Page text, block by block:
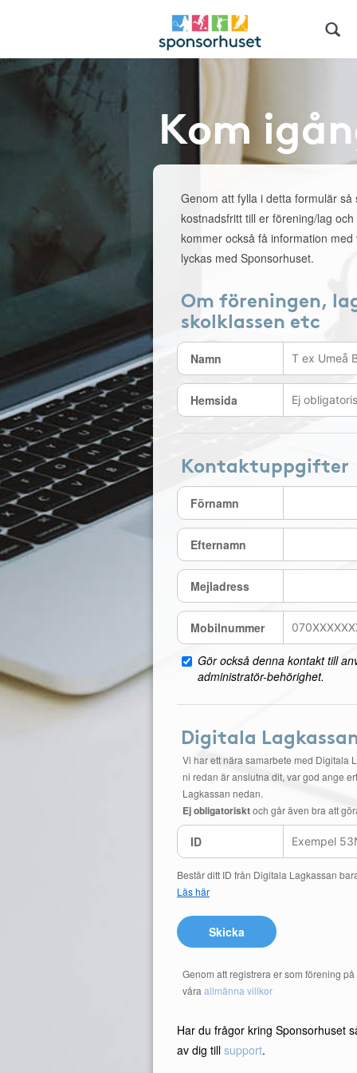
Kom
Genom att fylla i detta formulär så
kostnadsfritt till er förening/lag
kommer också få information
lyckas med Sponsorhuset.
Om föreningen,
skolklassen etc
Namn
Hemsida
Kontaktuppgifter
Förnamn
Efternamn
Mejladress
Mobilnummer
Gör också denna kontakt till
administratör-behörighet.
Digitala
Vi har ett nära samarbete med Digitala
ni redan är anslutna dit, var god ange
Lagkassan nedan.
Ej obligatorisktoch går även bra att
ID
Består ditt ID från Digitala Lagkassan
Läs här
Skicka
Genom att registrera er som förening
våra allmänna villkor
Har du frågor kring Sponsorhuset
av dig till support.